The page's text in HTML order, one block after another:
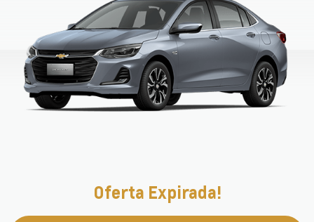
Oferta Expirada!